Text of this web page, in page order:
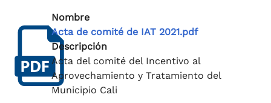
Nombre
Acta de comité de IAT 2021.pdf
Descripción
Acta del comité del Incentivo al
Aprovechamiento y Tratamiento del
Municipio Cali